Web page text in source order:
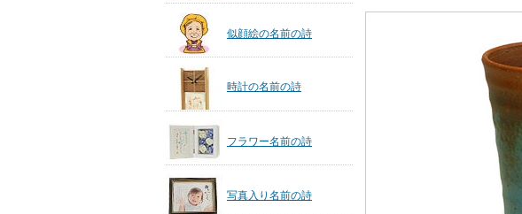
似顔絵の名前の詩
時計の名前の詩
フラワー名前の詩
写真入り名前の詩